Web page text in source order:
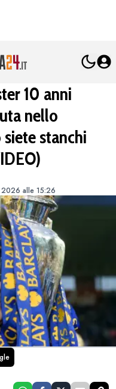
10 anni
nello
stanchi
alle 15:26